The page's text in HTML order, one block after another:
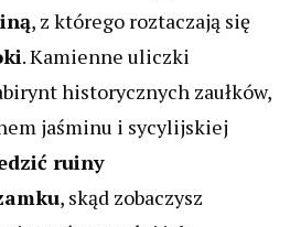
, z którego roztaczają się
. Kamienne uliczki
historycznych zaułków,
jaśminu i sycylijskiej
ruiny
, skąd zobaczysz